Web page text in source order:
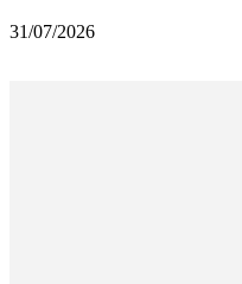
31/07/2026